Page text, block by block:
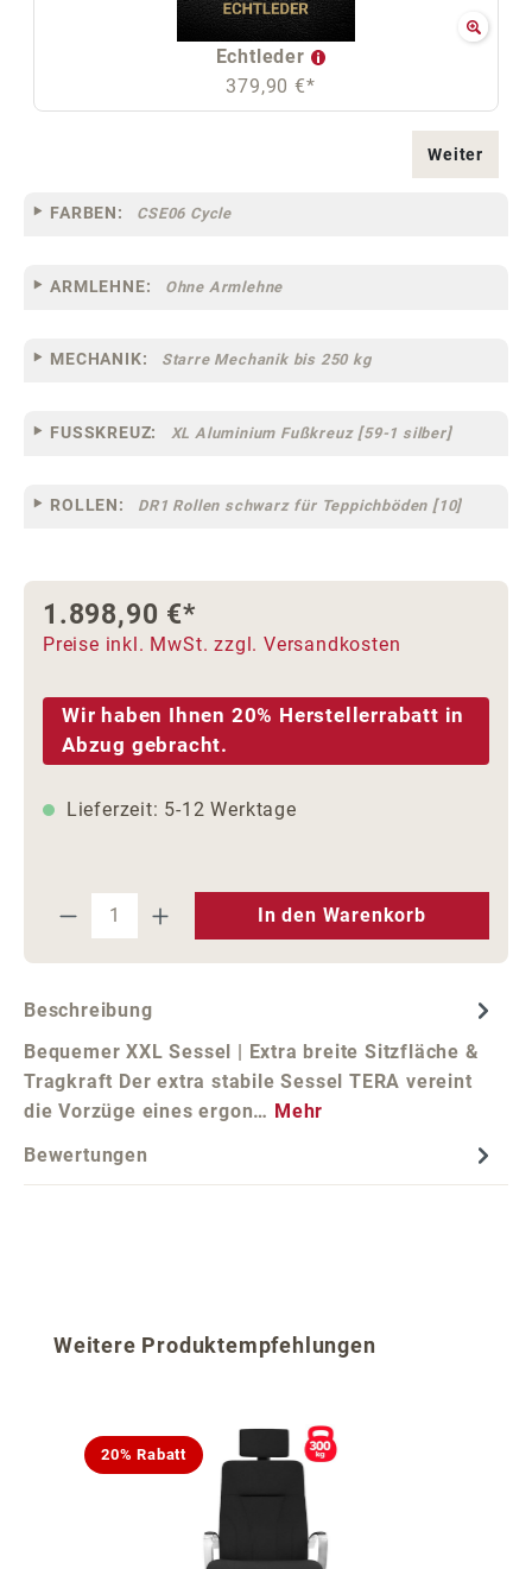
Echtleder
379,90 €*
Weiter
FARBEN: CSE06 Cycle
ARMLEHNE: Ohne Armlehne
MECHANIK: Starre Mechanik bis 250 kg
FUSSKREUZ: XL Aluminium Fußkreuz [59-1 silber]
ROLLEN: DR1 Rollen schwarz für Teppichböden [10]
1.898,90 €*
Preise inkl. MwSt. zzgl. Versandkosten
Wir haben Ihnen 20% Herstellerrabatt in
Abzug gebracht.
Lieferzeit: 5-12 Werktage
Produkt Anzahl: Gib den
In den Warenkorb
Beschreibung
Bequemer XXL Sessel | Extra breite Sitzfläche &
Tragkraft Der extra stabile Sessel TERA vereint
die Vorzüge eines ergon… Mehr
Bewertungen
Produktgalerie überspringen
Weitere Produktempfehlungen
20% Rabatt